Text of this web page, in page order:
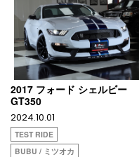
2017 フォード シェルビー
GT350
2024.10.01
TEST RIDE
BUBU / ミツオカ